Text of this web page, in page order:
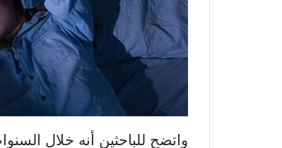
واتضح للباحثين أنه خلال